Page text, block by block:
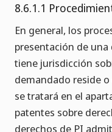
8.6.1.1
En general, los
presentación de
tiene jurisdicción
demandado reside
se tratará en el
patentes sobre
derechos de PI